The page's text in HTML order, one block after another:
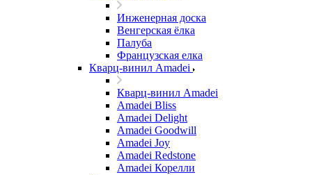
Инженерная доска
Венгерская ёлка
Палуба
Французская елка
Кварц-винил Amadei
Кварц-винил Amadei
Amadei Bliss
Amadei Delight
Amadei Goodwill
Amadei Joy
Amadei Redstone
Amadei Корелли